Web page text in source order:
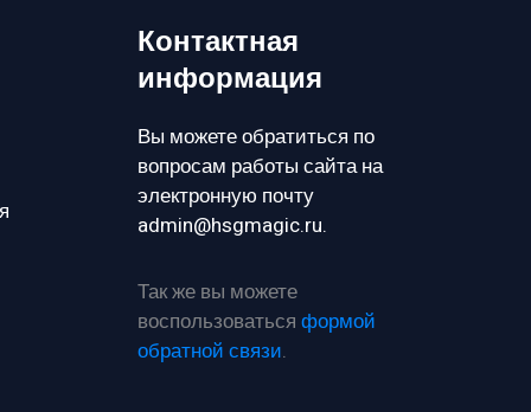
Контактная
информация
Вы можете обратиться по
вопросам работы сайта на
электронную почту
admin@hsgmagic.ru.
Так же вы можете
воспользоваться формой
обратной связи.